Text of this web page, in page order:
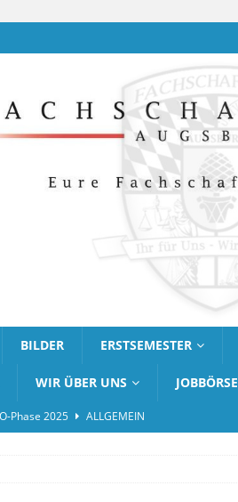
BILDER ERSTSEMESTER
WIR ÜBER UNS JOBBÖRSE
O-Phase 2025
ALLGEMEIN